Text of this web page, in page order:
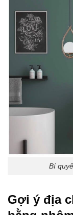
Bí
Gợi ý địa